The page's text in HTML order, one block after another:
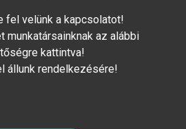
fel velünk a kapcsolatot!
munkatársainknak az alábbi
kattintva!
állunk rendelkezésére!